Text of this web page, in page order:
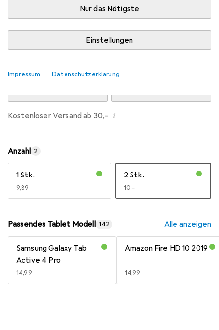
Nur das Nötigste
Einstellungen
Impressum Datenschutzerklärung
Lieferort angeben für genaue Lieferzeit
Kostenloser Versand ab 30,– i
Anzahl 2
1 Stk.
EUR
9,89
2 Stk.
EUR
10,–
Passendes Tablet Modell 142 Alle anzeigen
Samsung Galaxy Tab
Active 4 Pro
EUR
14,99
Amazon Fire HD 10 2019
EUR
14,99